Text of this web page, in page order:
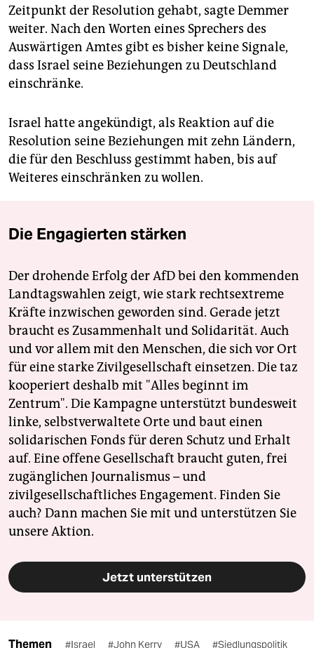
Zeitpunkt der Resolution gehabt, sagte Demmer
weiter. Nach den Worten eines Sprechers des
Auswärtigen Amtes gibt es bisher keine Signale,
dass Israel seine Beziehungen zu Deutschland
einschränke.
Israel hatte angekündigt, als Reaktion auf die
Resolution seine Beziehungen mit zehn Ländern,
die für den Beschluss gestimmt haben, bis auf
Weiteres einschränken zu wollen.
Die Engagierten stärken
Der drohende Erfolg der AfD bei den kommenden
Landtagswahlen zeigt, wie stark rechtsextreme
Kräfte inzwischen geworden sind. Gerade jetzt
braucht es Zusammenhalt und Solidarität. Auch
und vor allem mit den Menschen, die sich vor Ort
für eine starke Zivilgesellschaft einsetzen. Die taz
kooperiert deshalb mit "Alles beginnt im
Zentrum". Die Kampagne unterstützt bundesweit
linke, selbstverwaltete Orte und baut einen
solidarischen Fonds für deren Schutz und Erhalt
auf. Eine offene Gesellschaft braucht guten, frei
zugänglichen Journalismus – und
zivilgesellschaftliches Engagement. Finden Sie
auch? Dann machen Sie mit und unterstützen Sie
unsere Aktion.
Jetzt unterstützen
Themen #Israel #John Kerry #USA #Siedlungspolitik